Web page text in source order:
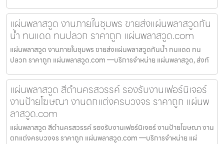
แผ่นพลาสวูด งานภายในชุมพร ขายส่งแผ่นพลาสวูดกัน
น้ำ ทนแดด ทนปลวก ราคาถูก แผ่นพลาสวูด.com
แผ่นพลาสวูด งานภายในชุมพร ขายส่งแผ่นพลาสวูดกันน้ำ ทนแดด ทน
ปลวก ราคาถูก แผ่นพลาสวูด.com —บริการจำหน่าย แผ่นพลาสวูด, ส่งทั
แผ่นพลาสวูด สีดำนครสวรรค์ รองรับงานเฟอร์นิเจอร์
งานป้ายโฆษณา งานตกแต่งครบวงจร ราคาถูก แผ่นพ
ลาสวูด.com
แผ่นพลาสวูด สีดำนครสวรรค์ รองรับงานเฟอร์นิเจอร์ งานป้ายโฆษณา งาน
ตกแต่งครบวงจร ราคาถูก แผ่นพลาสวูด.com —บริการจำหน่าย แผ่